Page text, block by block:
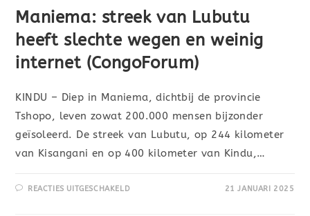
Maniema: streek van Lubutu
heeft slechte wegen en weinig
internet (CongoForum)
KINDU – Diep in Maniema, dichtbij de provincie
Tshopo, leven zowat 200.000 mensen bijzonder
geïsoleerd. De streek van Lubutu, op 244 kilometer
van Kisangani en op 400 kilometer van Kindu,…
REACTIES UITGESCHAKELD 21 JANUARI 2025